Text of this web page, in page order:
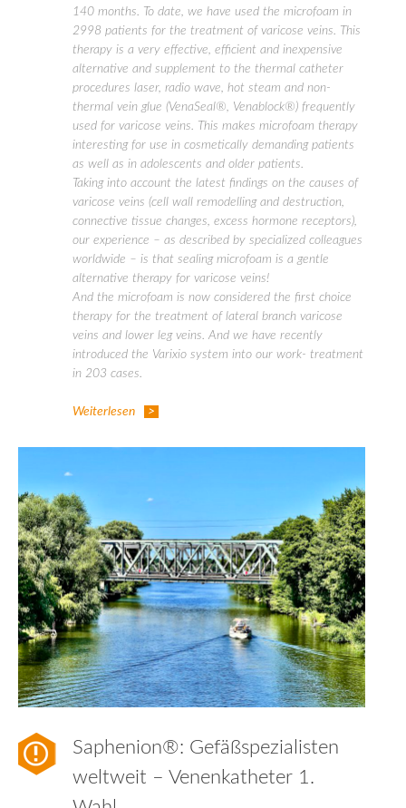
140 months. To date, we have used the microfoam in
2998 patients for the treatment of varicose veins. This
therapy is a very effective, efficient and inexpensive
alternative and supplement to the thermal catheter
procedures laser, radio wave, hot steam and non-
thermal vein glue (VenaSeal®, Venablock®) frequently
used for varicose veins. This makes microfoam therapy
interesting for use in cosmetically demanding patients
as well as in adolescents and older patients.
Taking into account the latest findings on the causes of
varicose veins (cell wall remodelling and destruction,
connective tissue changes, excess hormone receptors),
our experience – as described by specialized colleagues
worldwide – is that sealing microfoam is a gentle
alternative therapy for varicose veins!
And the microfoam is now considered the first choice
therapy for the treatment of lateral branch varicose
veins and lower leg veins. And we have recently
introduced the Varixio system into our work- treatment
in 203 cases.
Weiterlesen
Saphenion®: Gefäßspezialisten
weltweit – Venenkatheter 1.